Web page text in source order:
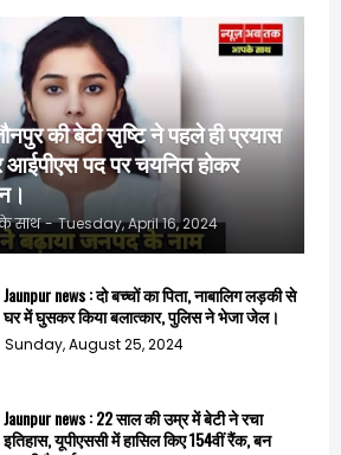
की बेटी सृष्टि ने पहले ही प्रयास
पद पर चयनित होकर
साथ - Tuesday, April 16, 2024
Jaunpur news : दो बच्चों का पिता, नाबालिग लड़की से
घर में घुसकर किया बलात्कार, पुलिस ने भेजा जेल।
Sunday, August 25, 2024
Jaunpur news : 22 साल की उम्र में बेटी ने रचा
इतिहास, यूपीएससी में हासिल किए 154वीं रैंक, बन